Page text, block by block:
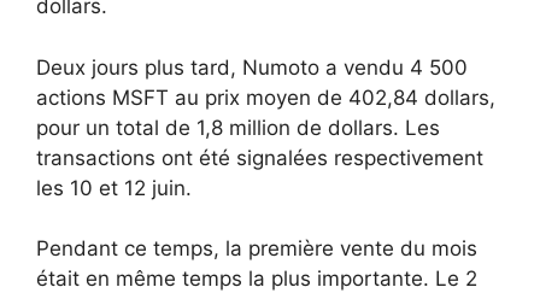
dollars.
Deux jours plus tard, Numoto a vendu 4 500
actions MSFT au prix moyen de 402,84 dollars,
pour un total de 1,8 million de dollars. Les
transactions ont été signalées respectivement
les 10 et 12 juin.
Pendant ce temps, la première vente du mois
était en même temps la plus importante. Le 2